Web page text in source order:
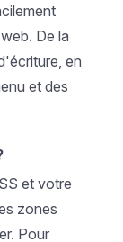
De la
en
et des
et votre
zones
Pour